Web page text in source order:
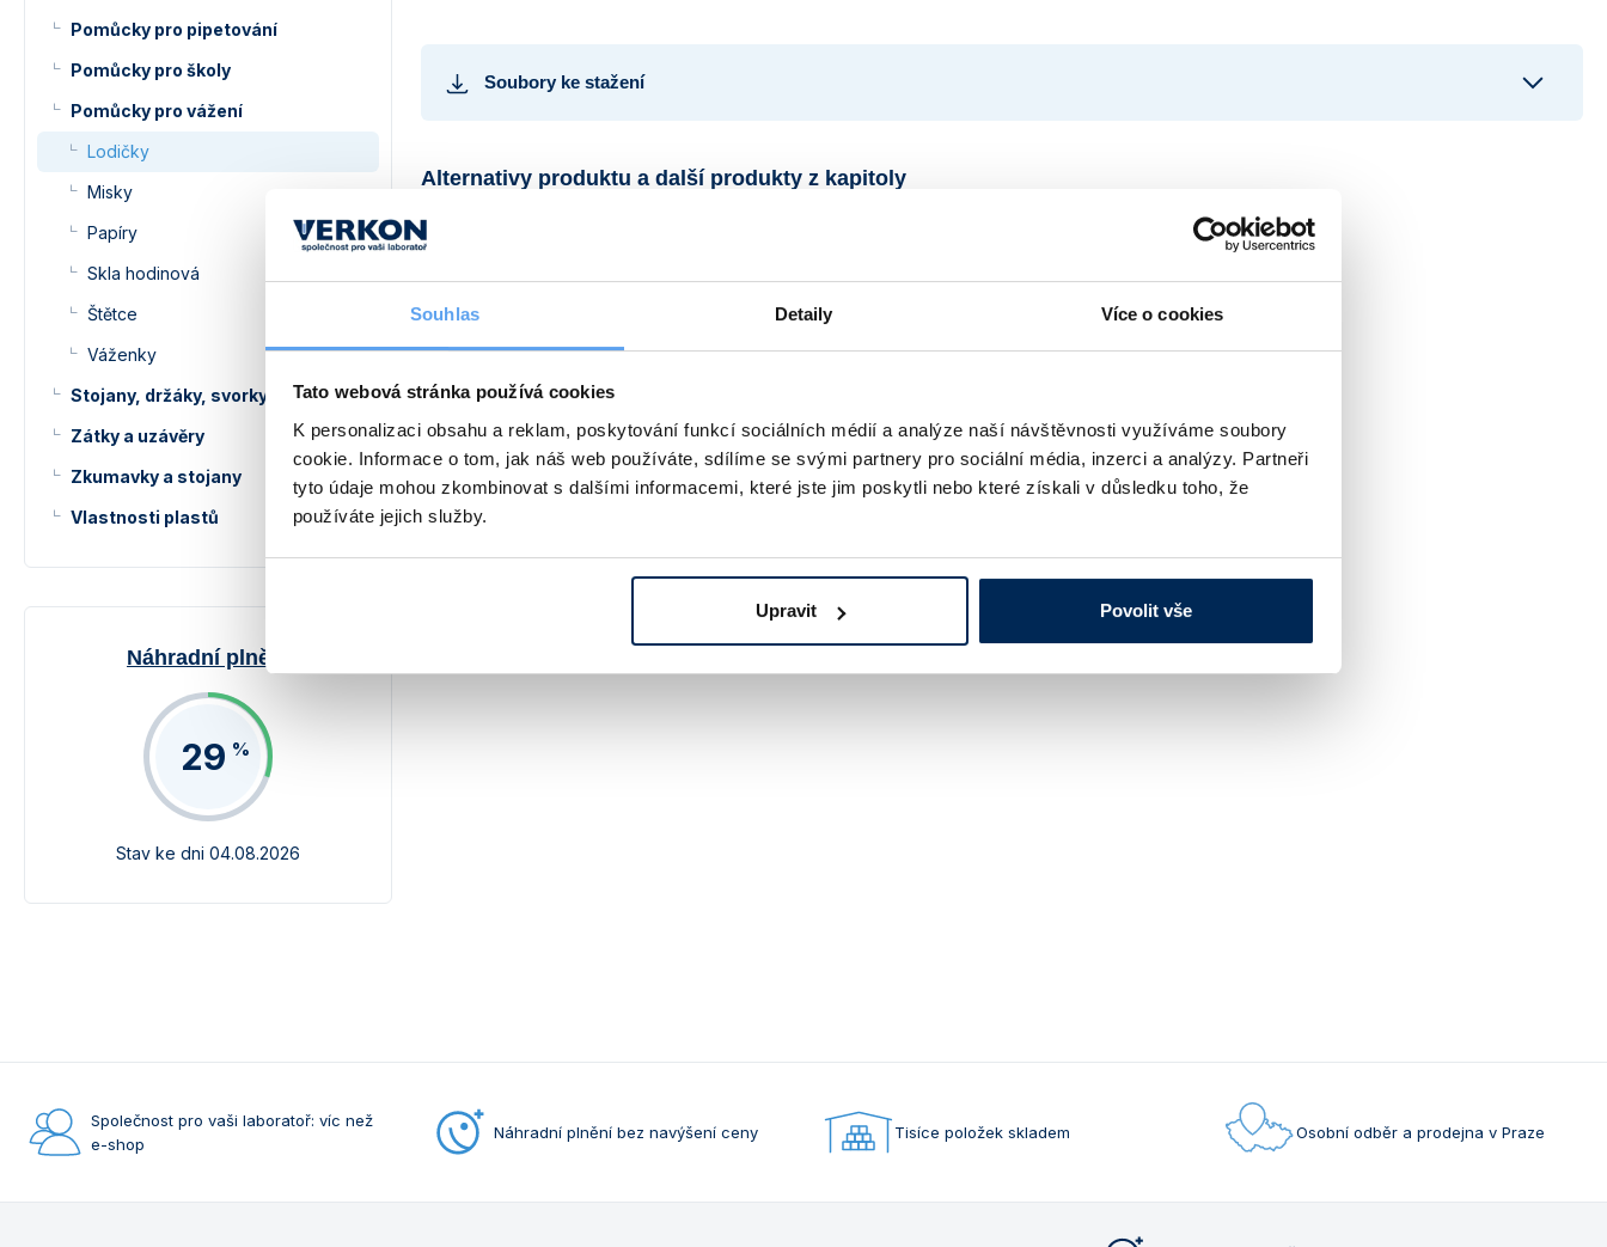
Souhlas Detaily Více o cookies
Tato webová stránka používá cookies
K personalizaci obsahu a reklam, poskytování funkcí sociálních médií a analýze naší návštěvnosti využíváme soubory
cookie. Informace o tom, jak náš web používáte, sdílíme se svými partnery pro sociální média, inzerci a analýzy. Partneři
tyto údaje mohou zkombinovat s dalšími informacemi, které jste jim poskytli nebo které získali v důsledku toho, že
používáte jejich služby.
Upravit Povolit vše
Pomůcky pro pipetování
Pomůcky pro školy
Pomůcky pro vážení
Lodičky
Misky
Papíry
Skla hodinová
Štětce
Váženky
Stojany, držáky, svorky a kruhy
Zátky a uzávěry
Zkumavky a stojany
Vlastnosti plastů
Náhradní plnění
29 %
Stav ke dni 04.08.2026
Soubory ke stažení
Alternativy produktu a další produkty z kapitoly
Lodička navažovací nerezová
Různé velikosti, délka 70 – 200 mm.
Lodička navažovací hliníková
Jednoduché čištění.
od 143 Kč
Společnost pro vaši laboratoř: víc než
e-shop
Náhradní plnění bez navýšení ceny Tisíce položek skladem Osobní odběr a prodejna v Praze